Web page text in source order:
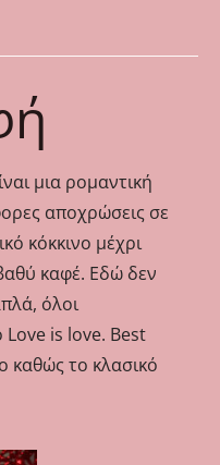
μια ρομαντική
αποχρώσεις σε
κόκκινο μέχρι
καφέ. Εδώ δεν
όλοι
Love is love. Best
το κλασικό